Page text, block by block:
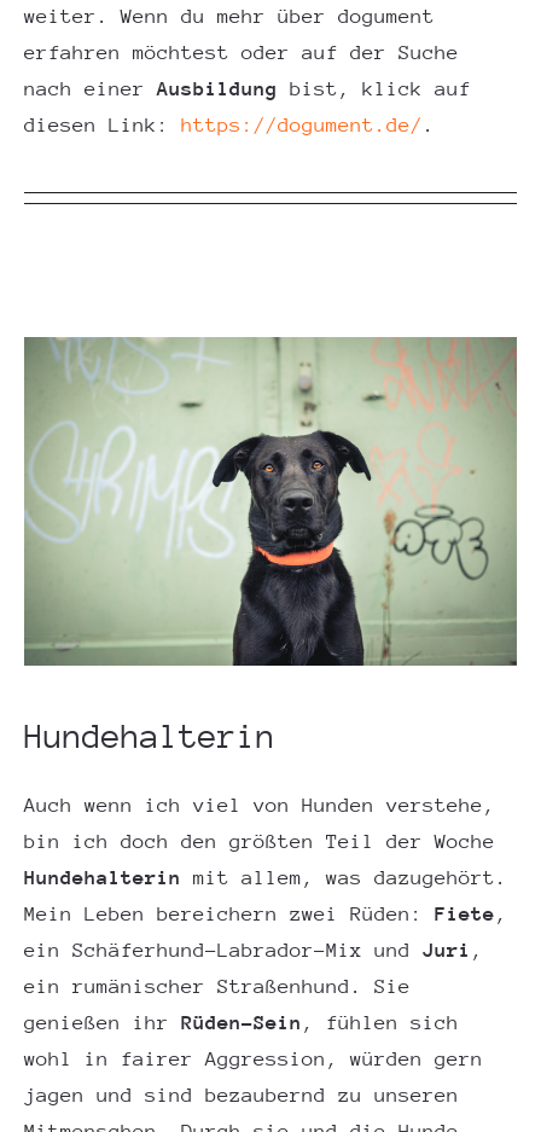
weiter. Wenn du mehr über dogument
erfahren möchtest oder auf der Suche
nach einerAusbildung
bist, klick auf
diesen Link: https://dogument.de/ .
Hundehalterin
Auch wenn ich viel von Hunden verstehe,
bin ich doch den größten Teil der Woche
Hundehalterin
mit allem, was dazugehört.
Mein Leben bereichern zwei Rüden: Fiete ,
ein Schäferhund-Labrador-Mix und Juri ,
ein rumänischer Straßenhund. Sie
genießen ihr Rüden-Sein , fühlen sich
wohl in fairer Aggression, würden gern
jagen und sind bezaubernd zu unseren